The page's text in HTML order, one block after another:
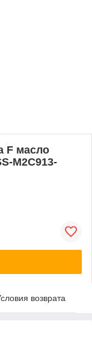
F масло
M2C913-
возврата